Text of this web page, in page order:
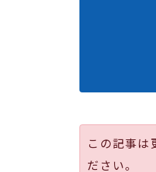
この記事は
ださい。